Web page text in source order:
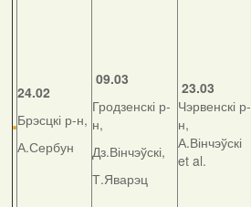
24.02
Брэсцкі р-н,
А.Сербун
09.03
Гродзенскі р-
н,
Дз.Вінчэўскі,
Т.Яварэц
23.03
Чэрвенскі р-
н,
А.Вінчэўскі
et al.